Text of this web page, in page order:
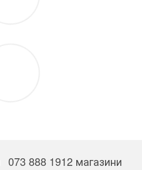
073 888 1912 магазини